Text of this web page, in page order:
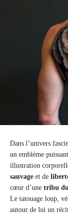
Dans l’univers
un emblème
illustration
sauvage et de
cœur d’une tribu
Le tatouage loup,
autour de lui un